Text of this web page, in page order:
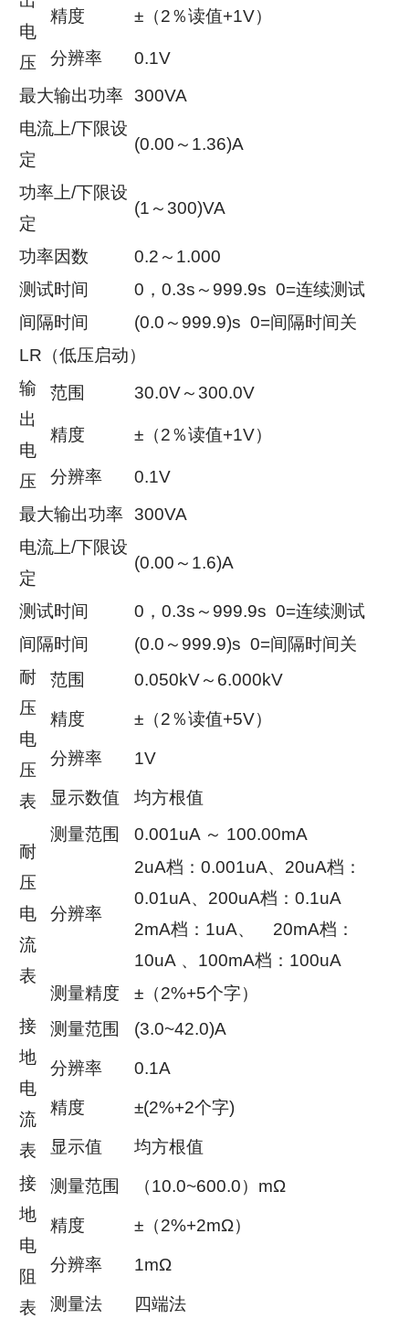
电
压
精度 ±（2％读值+1V）
分辨率
0.1V
最大输出功率 300VA
电流上/下限设
定
(0.00～1.36)A
功率上/下限设
定
(1～300)VA
功率因数
0.2～1.000
测试时间
0，0.3s～999.9s 0=连续测试
间隔时间
(0.0～999.9)s 0=间隔时间关
LR（低压启动）
输
出
电
压
范围 30.0V～300.0V
精度 ±（2％读值+1V）
分辨率
0.1V
最大输出功率 300VA
电流上/下限设
定
(0.00～1.6)A
测试时间
0，0.3s～999.9s 0=连续测试
间隔时间
(0.0～999.9)s 0=间隔时间关
耐
压
电
压
表
范围 0.050kV～6.000kV
精度 ±（2％读值+5V）
分辨率 1V
显示数值 均方根值
耐
压
电
流
表
测量范围 0.001uA ～ 100.00mA
分辨率
2uA档：0.001uA、20uA档：
0.01uA、200uA档：0.1uA
2mA档：1uA、 20mA档：
10uA 、100mA档：100uA
测量精度
±（2%+5个字）
接
地
电
流
表
测量范围 (3.0~42.0)A
分辨率 0.1A
精度 ±(2%+2个字)
显示值
均方根值
接
地
电
阻
表
测量范围 （10.0~600.0）mΩ
精度 ±（2%+2mΩ）
分辨率 1mΩ
测量法 四端法